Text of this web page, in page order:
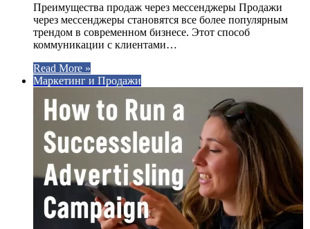
Преимущества продаж через мессенджеры Продажи
через мессенджеры становятся все более популярным
трендом в современном бизнесе. Этот способ
коммуникации с клиентами…
Read More »
Маркетинг и Продажи